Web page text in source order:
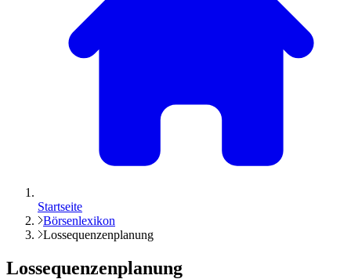
Startseite
Börsenlexikon
Lossequenzenplanung
Lossequenzenplanung